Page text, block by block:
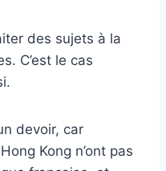
des sujets à la
C’est le cas
devoir, car
Kong n’ont pas